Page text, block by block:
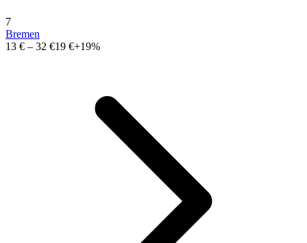
7
Bremen
13 € – 32 €19 €+19%